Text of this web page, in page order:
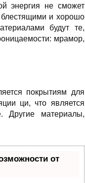
энергия не сможет
блестящими и хорошо
будут те,
мрамор,
покрытиям для
ци, что является
Другие материалы,
от